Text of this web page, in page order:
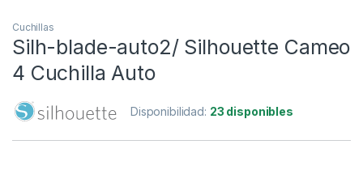
Cuchillas
Silh-blade-auto2/ Silhouette Cameo
4 Cuchilla Auto
Disponibilidad: 23 disponibles